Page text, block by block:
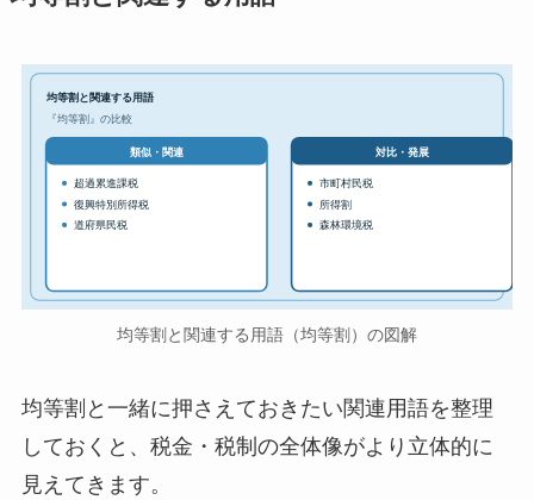
均等割と関連する用語
『均等割』の比較
類似・関連
超過累進課税
復興特別所得税
道府県民税
対比・発展
市町村民税
所得割
森林環境税
均等割と関連する用語（均等割）の図解
均等割と一緒に押さえておきたい関連用語を整理
しておくと、税金・税制の全体像がより立体的に
見えてきます。